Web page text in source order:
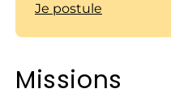
Je postule
Missions